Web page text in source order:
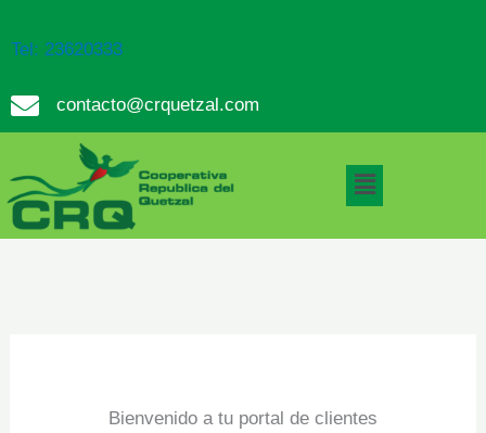
alTel: 23620333
contacto@crquetzal.com
Menú
Bienvenido a tu portal de clientes